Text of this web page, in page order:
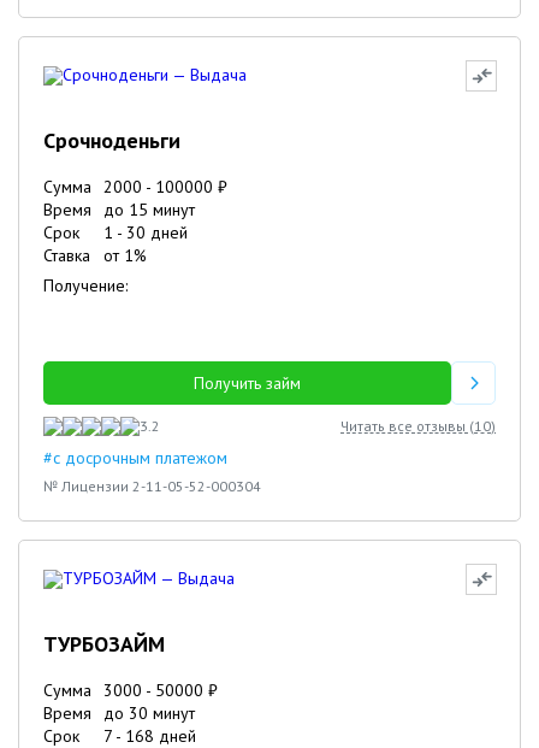
Срочноденьги
Сумма 2000 - 100000 ₽
Время
до 15 минут
Срок
1 - 30 дней
Ставка
от 1%
Получение:
Получить займ
3.2 Читать все отзывы (10)
#с досрочным платежом
№ Лицензии 2-11-05-52-000304
ТУРБОЗАЙМ
Сумма 3000 - 50000 ₽
Время
до 30 минут
Срок
7 - 168 дней